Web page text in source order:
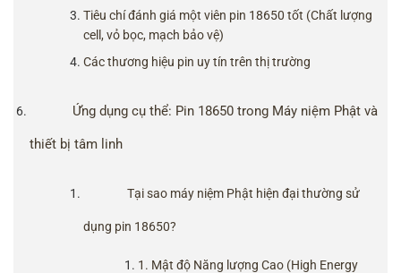
Tiêu chí đánh giá một viên pin 18650 tốt (Chất lượng
cell, vỏ bọc, mạch bảo vệ)
Các thương hiệu pin uy tín trên thị trường
Ứng dụng cụ thể: Pin 18650 trong Máy niệm Phật và
thiết bị tâm linh
Tại sao máy niệm Phật hiện đại thường sử
dụng pin 18650?
1. Mật độ Năng lượng Cao (High Energy